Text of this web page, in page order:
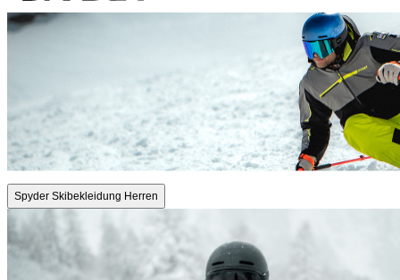
Spyder Skibekleidung Herren